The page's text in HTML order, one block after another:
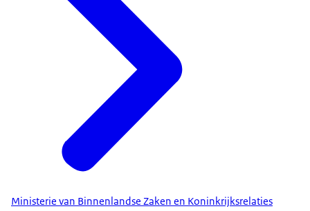
Ministerie van Binnenlandse Zaken en Koninkrijksrelaties